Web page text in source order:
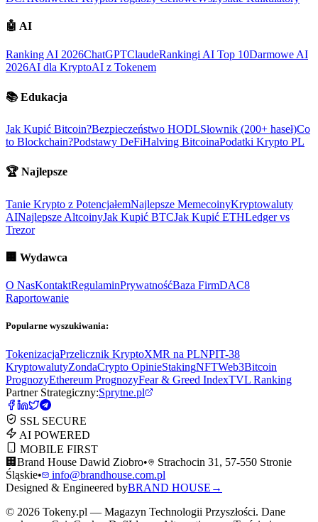
🤖 AI
Ranking AI 2026ChatGPTClaudeRankingi AI Top 10Darmowe AI
2026AI dla KryptoAI z Tokenem
📚 Edukacja
Jak Kupić Bitcoin?Bezpieczeństwo HODLSłownik (200+ haseł)Co
to Blockchain?Podstawy DeFiHalving BitcoinaPodatki Krypto PL
🏆 Najlepsze
Tanie Krypto z PotencjałemNajlepsze MemecoinyKryptowaluty
AINajlepsze AltcoinyJak Kupić BTCJak Kupić ETHLedger vs
Trezor
🏢 Wydawca
O NasKontaktRegulaminPrywatnośćBaza FirmDAC8
Raportowanie
Popularne wyszukiwania:
TokenizacjaPrzelicznik KryptoXMR na PLNPIT-38
KryptowalutyZondaCrypto OpinieStakingNFTWeb3Bitcoin
PrognozyEthereum PrognozyFear & Greed IndexTVL Ranking
Partner Strategiczny:Sprytne.pl
SSL SECURE
AI POWERED
MOBILE FIRST
🏢 Brand House Dawid Ziobro•
Strachocin 31, 57-550 Stronie
Śląskie•
info@brandhouse.com.pl
Designed & Engineered byBRAND HOUSE →
© 2026 Tokeny.pl — Magazyn Technologii Przyszłości. Dane